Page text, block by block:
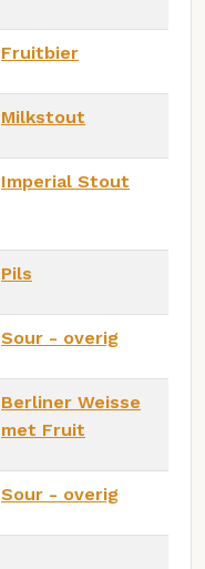
Fruitbier
Milkstout
Imperial Stout
Pils
Sour - overig
Berliner Weisse
met Fruit
Sour - overig